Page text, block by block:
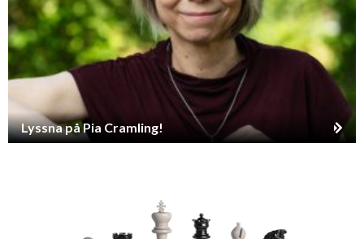
Lyssna på Pia Cramling!